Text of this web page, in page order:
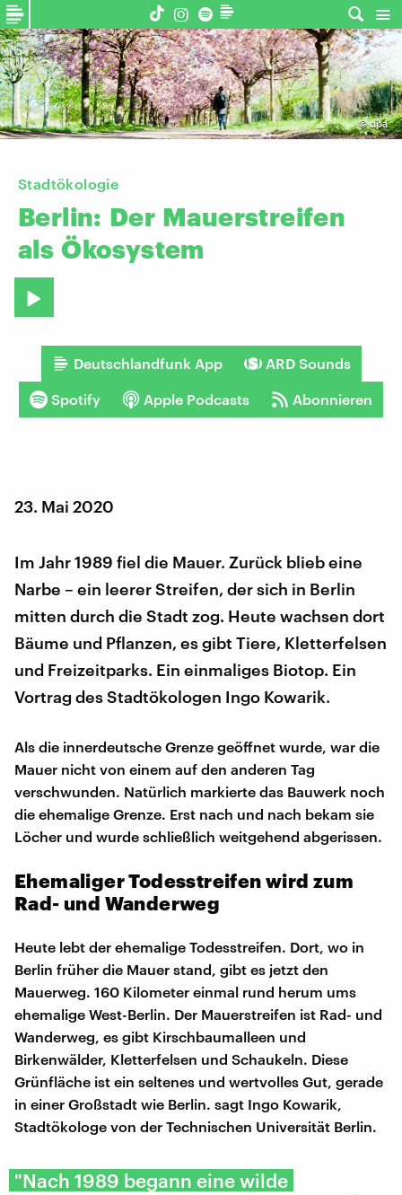
©dpa
Stadtökologie
Berlin: Der Mauerstreifen
als Ökosystem
Deutschlandfunk App ARD Sounds
Spotify Apple Podcasts Abonnieren
23. Mai 2020
Im Jahr 1989 fiel die Mauer. Zurück blieb eine
Narbe – ein leerer Streifen, der sich in Berlin
mitten durch die Stadt zog. Heute wachsen dort
Bäume und Pflanzen, es gibt Tiere, Kletterfelsen
und Freizeitparks. Ein einmaliges Biotop. Ein
Vortrag des Stadtökologen Ingo Kowarik.
Als die innerdeutsche Grenze geöffnet wurde, war die
Mauer nicht von einem auf den anderen Tag
verschwunden. Natürlich markierte das Bauwerk noch
die ehemalige Grenze. Erst nach und nach bekam sie
Löcher und wurde schließlich weitgehend abgerissen.
Ehemaliger Todesstreifen wird zum
Rad- und Wanderweg
Heute lebt der ehemalige Todesstreifen. Dort, wo in
Berlin früher die Mauer stand, gibt es jetzt den
Mauerweg. 160 Kilometer einmal rund herum ums
ehemalige West-Berlin. Der Mauerstreifen ist Rad- und
Wanderweg, es gibt Kirschbaumalleen und
Birkenwälder, Kletterfelsen und Schaukeln. Diese
Grünfläche ist ein seltenes und wertvolles Gut, gerade
in einer Großstadt wie Berlin. sagt Ingo Kowarik,
Stadtökologe von der Technischen Universität Berlin.
"Nach 1989 begann eine wilde